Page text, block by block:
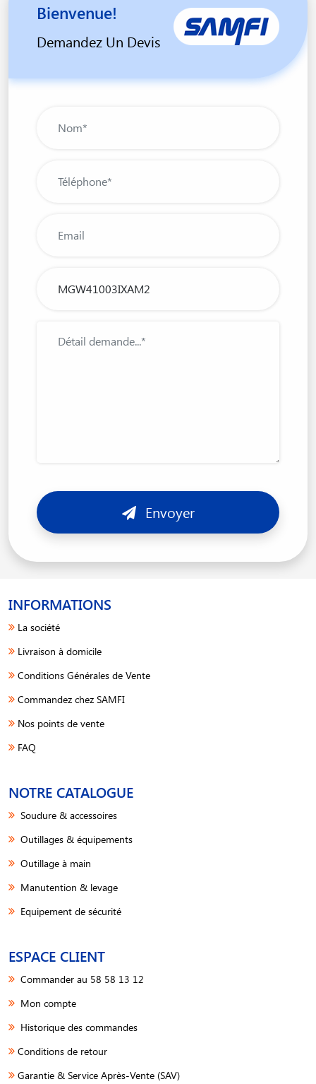
Bienvenue!
Demandez Un Devis
Envoyer
INFORMATIONS
La société
Livraison à domicile
Conditions Générales de Vente
Commandez chez SAMFI
Nos points de vente
FAQ
NOTRE CATALOGUE
Soudure & accessoires
Outillages & équipements
Outillage à main
Manutention & levage
Equipement de sécurité
ESPACE CLIENT
Commander au 58 58 13 12
Mon compte
Historique des commandes
Conditions de retour
Garantie & Service Après-Vente (SAV)